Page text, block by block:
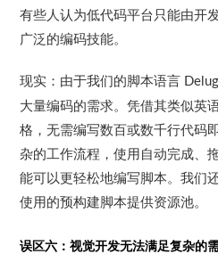
有些人认为低代码平台只能由开
广泛的编码技能。
现实： 由于我们的脚本语言
大量编码的需求。凭借其类似英
格，无需编写数百或数千行代码
杂的工作流程，使用自动完成、
能可以更轻松地编写脚本。我们
使用的预构建脚本提供资源池。
误区六：视觉开发无法满足复杂的